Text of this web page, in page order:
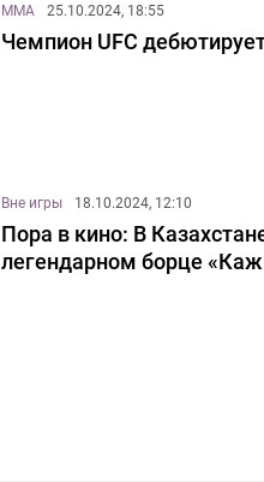
MMA 25.10.2024, 18:55
Чемпион UFC
Вне игры 18.10.2024, 12:10
Пора в кино: В
легендарном борце